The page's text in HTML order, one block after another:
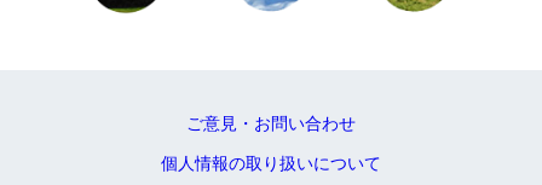
ご意見・お問い合わせ
個人情報の取り扱いについて